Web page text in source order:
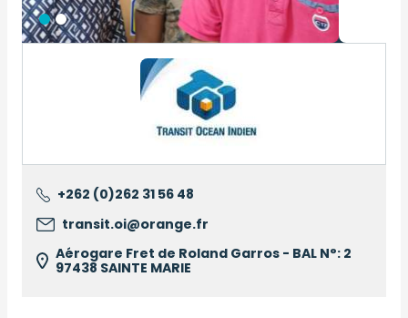
Logo
+262 (0)262 31 56 48
transit.oi@orange.fr
Aérogare Fret de Roland Garros - BAL N°: 2
97438 SAINTE MARIE